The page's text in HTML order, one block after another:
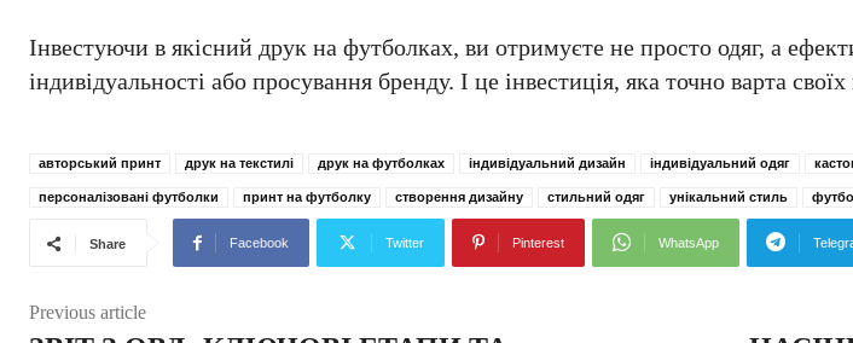
Інвестуючи в якісний друк на футболках, ви отримуєте не просто одяг, а
індивідуальності або просування бренду. І це інвестиція, яка точно варта
авторський принт друк на текстилі друк на футболках індивідуальний дизайн індивідуальний одяг
персоналізовані футболки принт на футболку створення дизайну стильний одяг унікальний стиль
Share Facebook Twitter Pinterest WhatsApp
Previous article